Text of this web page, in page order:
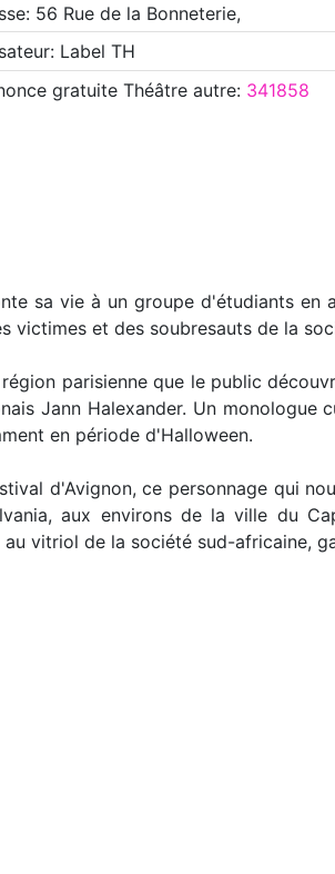
56 Rue de la Bonneterie,
Label TH
gratuite Théâtre autre: 341858
sa vie à un groupe d'étudiants en
victimes et des soubresauts de la
parisienne que le public
Jann Halexander. Un monologue
en période d'Halloween.
d'Avignon, ce personnage qui
aux environs de la ville du
vitriol de la société sud-africaine,